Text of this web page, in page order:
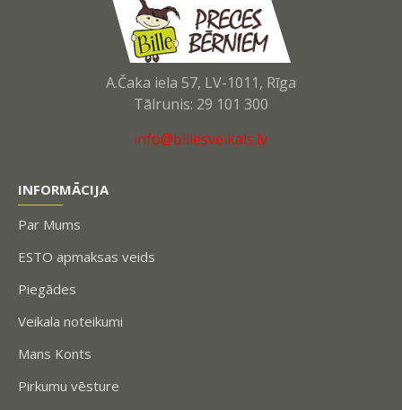
A.Čaka iela 57, LV-1011, Rīga
Tālrunis: 29 101 300
info@billesveikals.lv
INFORMĀCIJA
Par Mums
ESTO apmaksas veids
Piegādes
Veikala noteikumi
Mans Konts
Pirkumu vēsture